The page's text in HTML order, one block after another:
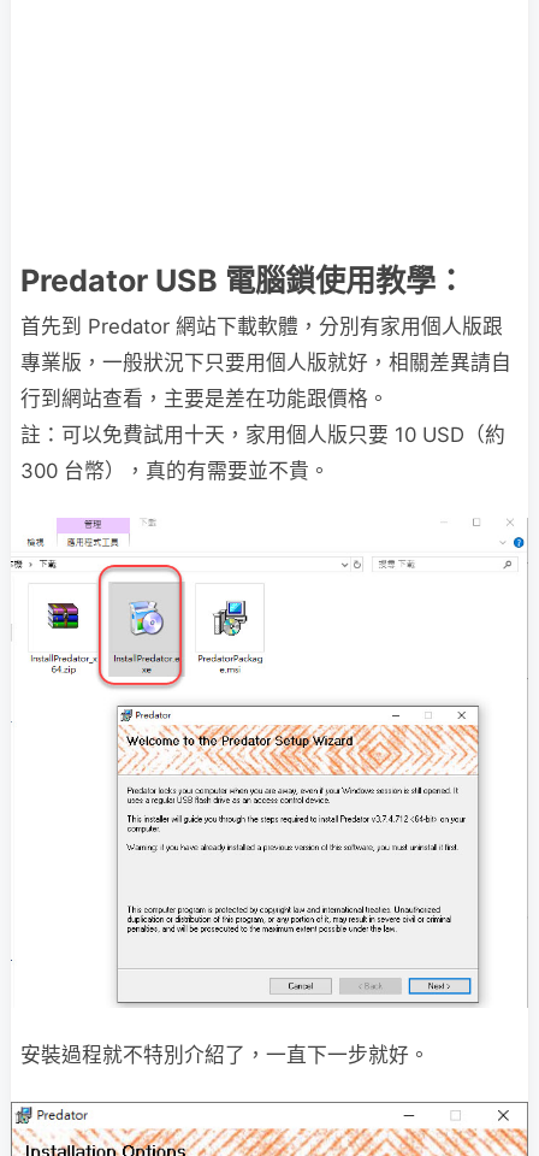
Predator USB 電腦鎖使用教學：
首先到 Predator 網站下載軟體，分別有家用個人版跟
專業版，一般狀況下只要用個人版就好，相關差異請自
行到網站查看，主要是差在功能跟價格。
註：可以免費試用十天，家用個人版只要 10 USD（約
300 台幣），真的有需要並不貴。
安裝過程就不特別介紹了，一直下一步就好。